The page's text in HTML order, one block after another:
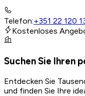
Telefon:+351 22 120
Kostenloses
Suchen Sie Ihren
Entdecken Sie
und finden Sie Ihre